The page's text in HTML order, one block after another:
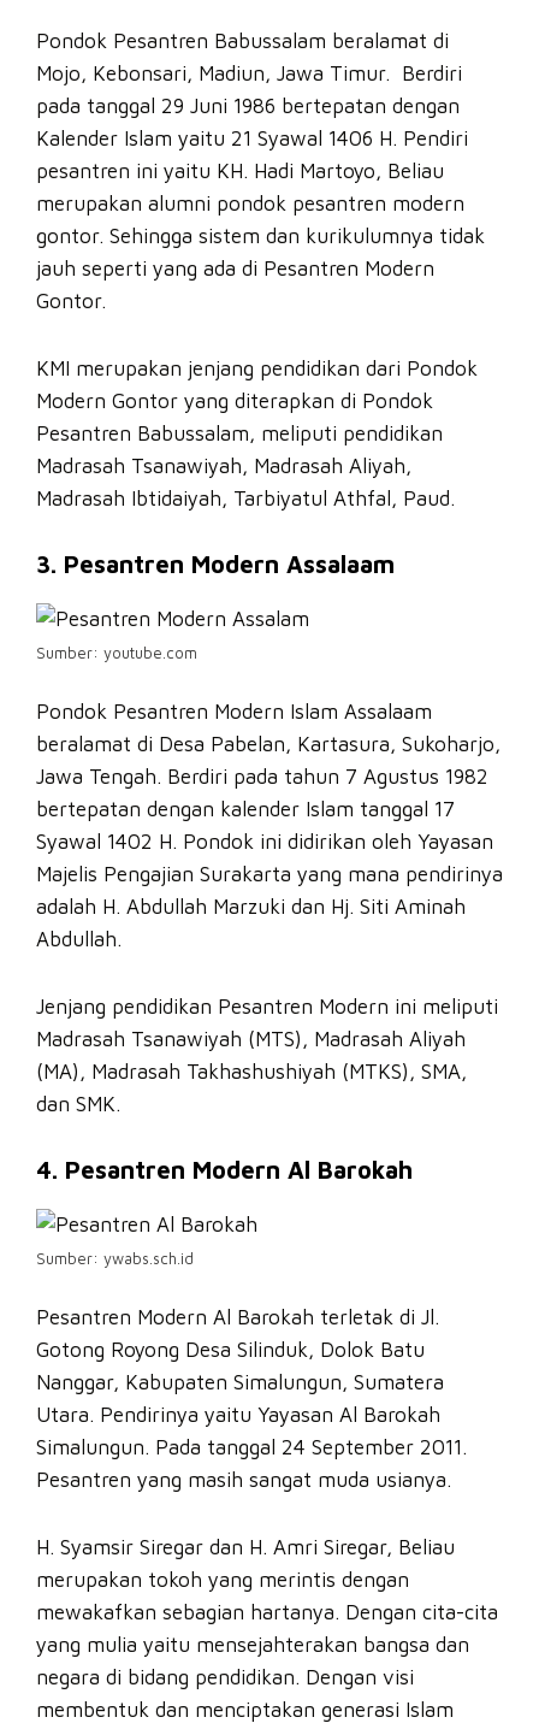
Pondok Pesantren Babussalam beralamat di
Mojo, Kebonsari, Madiun, Jawa Timur. Berdiri
pada tanggal 29 Juni 1986 bertepatan dengan
Kalender Islam yaitu 21 Syawal 1406 H. Pendiri
pesantren ini yaitu KH. Hadi Martoyo, Beliau
merupakan alumni pondok pesantren modern
gontor. Sehingga sistem dan kurikulumnya tidak
jauh seperti yang ada di Pesantren Modern
Gontor.
KMI merupakan jenjang pendidikan dari Pondok
Modern Gontor yang diterapkan di Pondok
Pesantren Babussalam, meliputi pendidikan
Madrasah Tsanawiyah, Madrasah Aliyah,
Madrasah Ibtidaiyah, Tarbiyatul Athfal, Paud.
3. Pesantren Modern Assalaam
Sumber: youtube.com
Pondok Pesantren Modern Islam Assalaam
beralamat di Desa Pabelan, Kartasura, Sukoharjo,
Jawa Tengah. Berdiri pada tahun 7 Agustus 1982
bertepatan dengan kalender Islam tanggal 17
Syawal 1402 H. Pondok ini didirikan oleh Yayasan
Majelis Pengajian Surakarta yang mana pendirinya
adalah H. Abdullah Marzuki dan Hj. Siti Aminah
Abdullah.
Jenjang pendidikan Pesantren Modern ini meliputi
Madrasah Tsanawiyah (MTS), Madrasah Aliyah
(MA), Madrasah Takhashushiyah (MTKS), SMA,
dan SMK.
4. Pesantren Modern Al Barokah
Sumber: ywabs.sch.id
Pesantren Modern Al Barokah terletak di Jl.
Gotong Royong Desa Silinduk, Dolok Batu
Nanggar, Kabupaten Simalungun, Sumatera
Utara. Pendirinya yaitu Yayasan Al Barokah
Simalungun. Pada tanggal 24 September 2011.
Pesantren yang masih sangat muda usianya.
H. Syamsir Siregar dan H. Amri Siregar, Beliau
merupakan tokoh yang merintis dengan
mewakafkan sebagian hartanya. Dengan cita-cita
yang mulia yaitu mensejahterakan bangsa dan
negara di bidang pendidikan. Dengan visi
membentuk dan menciptakan generasi Islam